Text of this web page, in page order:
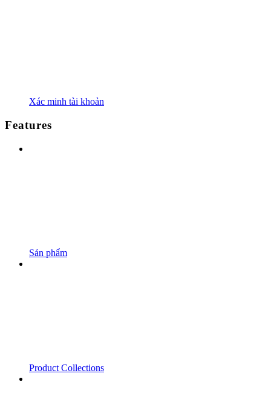
Xác minh tài khoản
Features
Sản phẩm
Product Collections